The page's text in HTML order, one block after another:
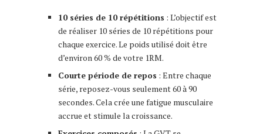
10 séries de 10 répétitions : L’objectif est
de réaliser 10 séries de 10 répétitions pour
chaque exercice. Le poids utilisé doit être
d’environ 60 % de votre 1RM.
Courte période de repos : Entre chaque
série, reposez-vous seulement 60 à 90
secondes. Cela crée une fatigue musculaire
accrue et stimule la croissance.